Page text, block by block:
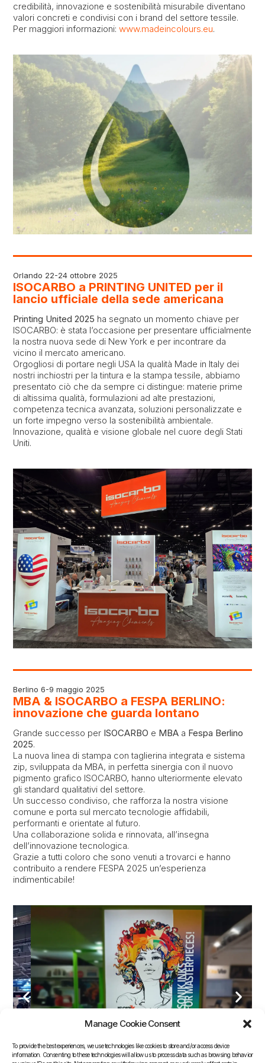
Manage Cookie Consent
To provide the best experiences, we use technologies like cookies to store and/or access device
information. Consenting to these technologies will allow us to process data such as browsing behavior
credibilità, innovazione e sostenibilità misurabile diventano
valori concreti e condivisi con i brand del settore tessile.
Per maggiori informazioni:www.madeincolours.eu.
Orlando 22-24 ottobre 2025
ISOCARBO a PRINTING UNITED per il
lancio ufficiale della sede americana
Printing United 2025 ha segnato un momento chiave per
ISOCARBO: è stata l’occasione per presentare ufficialmente
la nostra nuova sede di New York e per incontrare da
vicino il mercato americano.
Orgogliosi di portare negli USA la qualità Made in Italy dei
nostri inchiostri per la tintura e la stampa tessile, abbiamo
presentato ciò che da sempre ci distingue: materie prime
di altissima qualità, formulazioni ad alte prestazioni,
competenza tecnica avanzata, soluzioni personalizzate e
un forte impegno verso la sostenibilità ambientale.
Innovazione, qualità e visione globale nel cuore degli Stati
Uniti.
Berlino 6-9 maggio 2025
MBA & ISOCARBO a FESPA BERLINO:
innovazione che guarda lontano
Grande successo per ISOCARBO e MBA a Fespa Berlino
2025.
La nuova linea di stampa con taglierina integrata e sistema
zip, sviluppata da MBA, in perfetta sinergia con il nuovo
pigmento grafico ISOCARBO, hanno ulteriormente elevato
gli standard qualitativi del settore.
Un successo condiviso, che rafforza la nostra visione
comune e porta sul mercato tecnologie affidabili,
performanti e orientate al futuro.
Una collaborazione solida e rinnovata, all’insegna
dell’innovazione tecnologica.
Grazie a tutti coloro che sono venuti a trovarci e hanno
contribuito a rendere FESPA 2025 un’esperienza
indimenticabile!